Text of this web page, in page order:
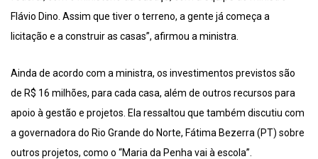
Flávio Dino. Assim que tiver o terreno, a gente já começa a
licitação e a construir as casas”, afirmou a ministra.
Ainda de acordo com a ministra, os investimentos previstos são
de R$ 16 milhões, para cada casa, além de outros recursos para
apoio à gestão e projetos. Ela ressaltou que também discutiu com
a governadora do Rio Grande do Norte, Fátima Bezerra (PT) sobre
outros projetos, como o “Maria da Penha vai à escola”.